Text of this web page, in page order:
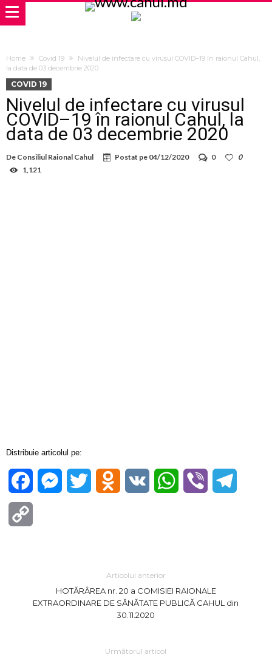
Home Covid 19
Nivelul de infectare cu virusul COVID–19 în raionul Cahul,
la data de 03 decembrie 2020
COVID 19
Nivelul de infectare cu virusul
COVID–19 în raionul Cahul, la
data de 03 decembrie 2020
De Consiliul Raional Cahul Postat pe 04/12/2020 0
0
1,121
Distribuie articolul pe:
FacebookMessenger
Twitter Odnoklassniki
VK WhatsApp
Viber
Articolul anterior
HOTĂRÂREA nr. 20 a COMISIEI RAIONALE
EXTRAORDINARE DE SĂNĂTATE PUBLICĂ CAHUL din
30.11.2020
Următorul articol